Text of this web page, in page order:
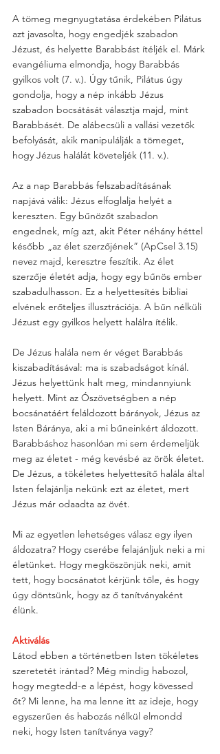
A tömeg megnyugtatása érdekében Pilátus
azt javasolta, hogy engedjék szabadon
Jézust, és helyette Barabbást ítéljék el. Márk
evangéliuma elmondja, hogy Barabbás
gyilkos volt (7. v.). Úgy tűnik, Pilátus úgy
gondolja, hogy a nép inkább Jézus
szabadon bocsátását választja majd, mint
Barabbásét. De alábecsüli a vallási vezetők
befolyását, akik manipulálják a tömeget,
hogy Jézus halálát követeljék (11. v.).
Az a nap Barabbás felszabadításának
napjává válik: Jézus elfoglalja helyét a
kereszten. Egy bűnözőt szabadon
engednek, míg azt, akit Péter néhány héttel
később „az élet szerzőjének” (ApCsel 3.15)
nevez majd, keresztre feszítik. Az élet
szerzője életét adja, hogy egy bűnös ember
szabadulhasson. Ez a helyettesítés bibliai
elvének erőteljes illusztrációja. A bűn nélküli
Jézust egy gyilkos helyett halálra ítélik.
De Jézus halála nem ér véget Barabbás
kiszabadításával: ma is szabadságot kínál.
Jézus helyettünk halt meg, mindannyiunk
helyett. Mint az Ószövetségben a nép
bocsánatáért feláldozott bárányok, Jézus az
Isten Báránya, aki a mi bűneinkért áldozott.
Barabbáshoz hasonlóan mi sem érdemeljük
meg az életet - még kevésbé az örök életet.
De Jézus, a tökéletes helyettesítő halála által
Isten felajánlja nekünk ezt az életet, mert
Jézus már odaadta az övét.
Mi az egyetlen lehetséges válasz egy ilyen
áldozatra? Hogy cserébe felajánljuk neki a mi
életünket. Hogy megköszönjük neki, amit
tett, hogy bocsánatot kérjünk tőle, és hogy
úgy döntsünk, hogy az ő tanítványaként
élünk.
Aktiválás
Látod ebben a történetben Isten tökéletes
szeretetét irántad? Még mindig habozol,
hogy megtedd-e a lépést, hogy kövessed
őt? Mi lenne, ha ma lenne itt az ideje, hogy
egyszerűen és habozás nélkül elmondd
neki, hogy Isten tanítványa vagy?